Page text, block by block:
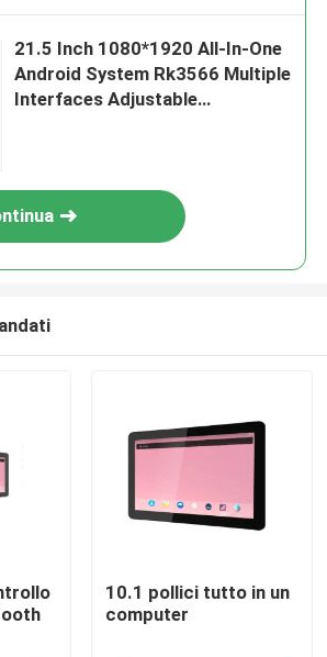
21.5 Inch 1080*1920 All-In-One
Android System Rk3566 Multiple
Interfaces Adjustable
10.1 pollici tutto in un
computer